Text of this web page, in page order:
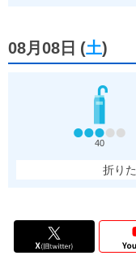
08月08日 (土)
40
折り